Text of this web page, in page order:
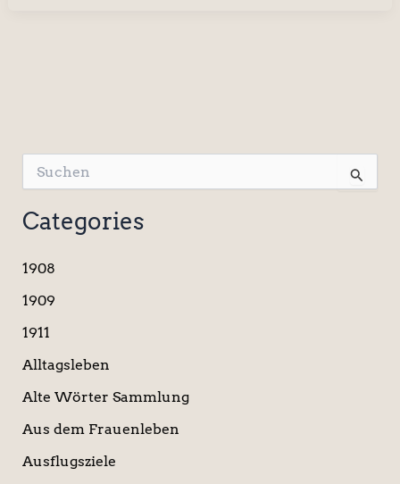
u
c
h
n
a
h
Categories
1908
1909
1911
Alltagsleben
Alte Wörter Sammlung
Aus dem Frauenleben
Ausflugsziele